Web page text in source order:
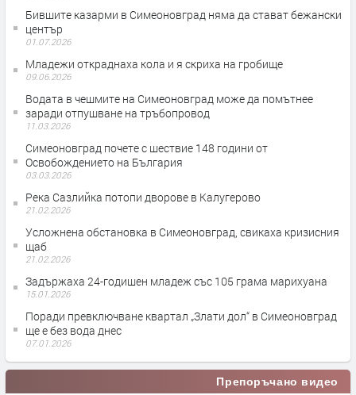
Бившите казарми в Симеоновград няма да стават бежански
център
01.07.2026
Младежи откраднаха кола и я скриха на гробище
09.06.2026
Водата в чешмите на Симеоновград може да помътнее
заради отпушване на тръбопровод
11.03.2026
Симеоновград почете с шествие 148 години от
Освобождението на България
03.03.2026
Река Сазлийка потопи дворове в Калугерово
21.02.2026
Усложнена обстановка в Симеоновград, свикаха кризисния
щаб
21.02.2026
Задържаха 24-годишен младеж със 105 грама марихуана
15.01.2026
Поради превключване квартал „Злати дол“ в Симеоновград
ще е без вода днес
07.01.2026
Препоръчано видео